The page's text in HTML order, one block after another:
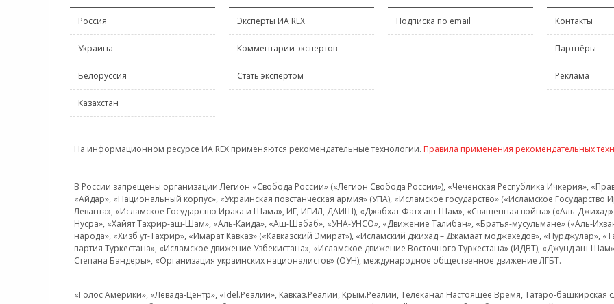
Россия
Украина
Белоруссия
Казахстан
Эксперты ИА REX
Комментарии экспертов
Стать экспертом
Подписка по email Контакты
Партнёры
Реклама
На информационном ресурсе ИА REX применяются рекомендательные технологии. Правила применения рекомендательных
В России запрещены организации Легион «Свобода России» («Легион Свобода России»), «Чеченская Республика Ичкерия»,
«Айдар», «Национальный корпус», «Украинская повстанческая армия» (УПА), «Исламское государство» («Исламское
Леванта», «Исламское Государство Ирака и Шама», ИГ, ИГИЛ, ДАИШ), «Джабхат Фатх аш-Шам», «Священная война» («Аль-Джихад»
Нусра», «Хайят Тахрир-аш-Шам», «Аль-Каида», «Аш-Шабаб», «УНА-УНСО», «Движение Талибан», «Братья-мусульмане» («Аль-
народа», «Хизб ут-Тахрир», «Имарат Кавказ» («Кавказский Эмират»), «Исламский джихад – Джамаат моджахедов», «Нурджулар»,
партия Туркестана», «Исламское движение Узбекистана», «Исламское движение Восточного Туркестана» (ИДВТ), «Джунд аш-
Степана Бандеры», «Организация украинских националистов» (ОУН), международное общественное движение ЛГБТ.
«Голос Америки», «Левада-Центр», «Idel.Реалии», Кавказ.Реалии, Крым.Реалии, Телеканал Настоящее Время, Татаро-